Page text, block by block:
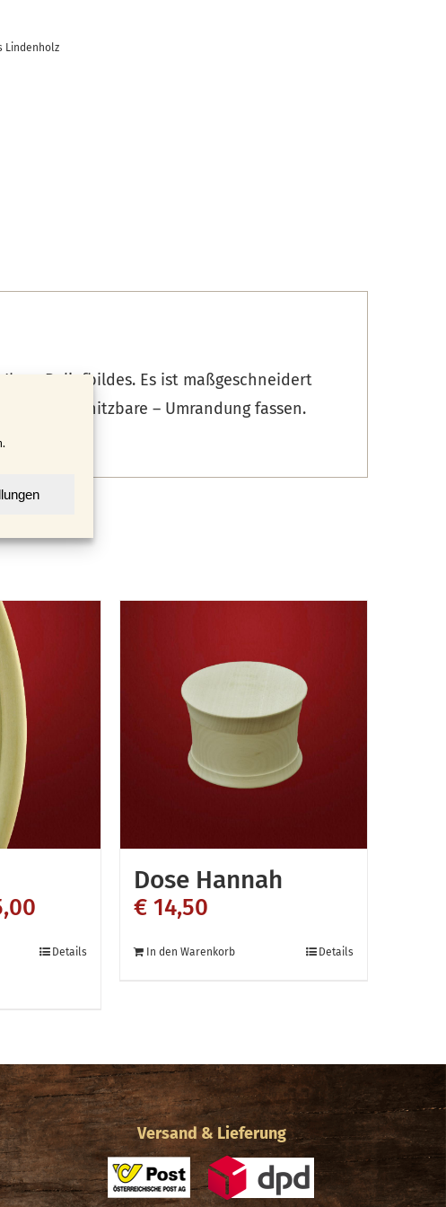
Lindenholz
Reliefbildes. Es ist maßgeschneidert
beschnitzbare – Umrandung fassen.
Details
Dose Hannah
€14,50
In den Warenkorb Details
Versand & Lieferung